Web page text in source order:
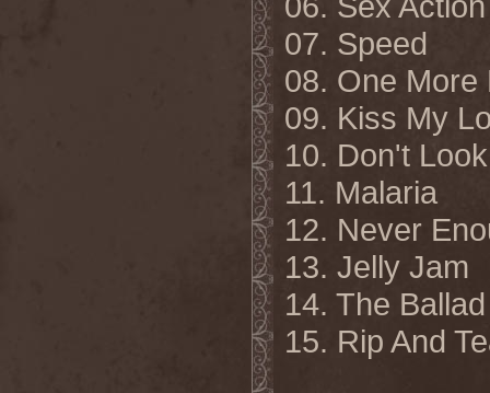
07. Speed
08. One More
09. Kiss My
10. Don't
11. Malaria
12. Never
13. Jelly Jam
14. The
15. Rip And